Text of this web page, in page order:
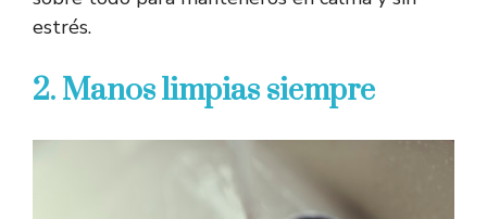
estrés.
2. Manos limpias siempre